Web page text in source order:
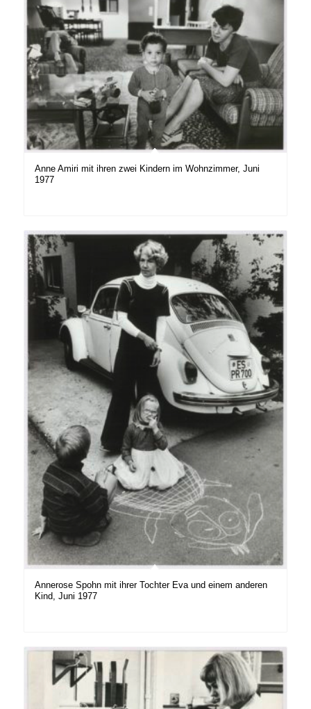
Anne Amiri mit ihren zwei Kindern im Wohnzimmer, Juni
1977
Annerose Spohn mit ihrer Tochter Eva und einem anderen
Kind, Juni 1977